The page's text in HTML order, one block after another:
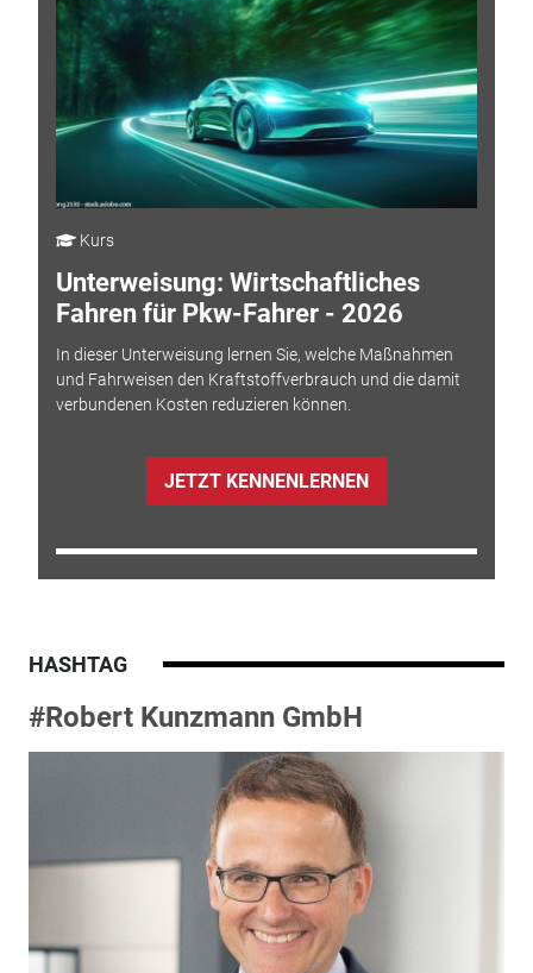
Kurs
Unterweisung: Wirtschaftliches
Fahren für Pkw-Fahrer - 2026
In dieser Unterweisung lernen Sie, welche Maßnahmen
und Fahrweisen den Kraftstoffverbrauch und die damit
verbundenen Kosten reduzieren können.
JETZT KENNENLERNEN
HASHTAG
#Robert Kunzmann GmbH